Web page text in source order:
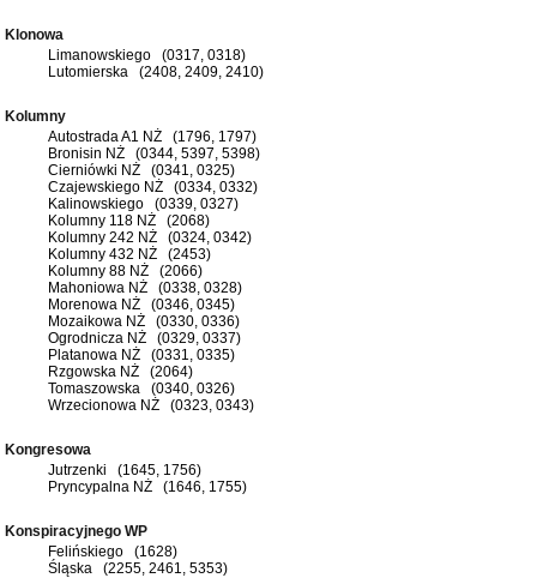
Klonowa
Limanowskiego (0317, 0318)
Lutomierska (2408, 2409, 2410)
Kolumny
Autostrada A1 NŻ (1796, 1797)
Bronisin NŻ (0344, 5397, 5398)
Cierniówki NŻ (0341, 0325)
Czajewskiego NŻ (0334, 0332)
Kalinowskiego (0339, 0327)
Kolumny 118 NŻ (2068)
Kolumny 242 NŻ (0324, 0342)
Kolumny 432 NŻ (2453)
Kolumny 88 NŻ (2066)
Mahoniowa NŻ (0338, 0328)
Morenowa NŻ (0346, 0345)
Mozaikowa NŻ (0330, 0336)
Ogrodnicza NŻ (0329, 0337)
Platanowa NŻ (0331, 0335)
Rzgowska NŻ (2064)
Tomaszowska (0340, 0326)
Wrzecionowa NŻ (0323, 0343)
Kongresowa
Jutrzenki (1645, 1756)
Pryncypalna NŻ (1646, 1755)
Konspiracyjnego WP
Felińskiego (1628)
Śląska (2255, 2461, 5353)